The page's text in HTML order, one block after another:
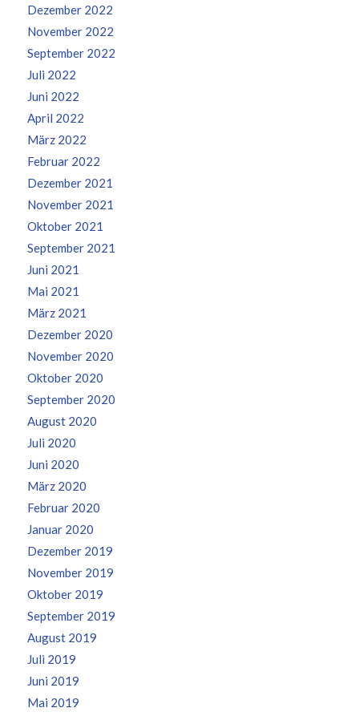
Dezember 2022
November 2022
September 2022
Juli 2022
Juni 2022
April 2022
März 2022
Februar 2022
Dezember 2021
November 2021
Oktober 2021
September 2021
Juni 2021
Mai 2021
März 2021
Dezember 2020
November 2020
Oktober 2020
September 2020
August 2020
Juli 2020
Juni 2020
März 2020
Februar 2020
Januar 2020
Dezember 2019
November 2019
Oktober 2019
September 2019
August 2019
Juli 2019
Juni 2019
Mai 2019